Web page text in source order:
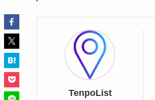
TenpoList